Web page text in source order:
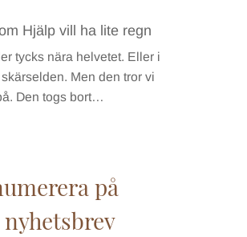
Hjälp vill ha lite regn
tycks nära helvetet. Eller i
Men den tror vi
Den togs bort…
på